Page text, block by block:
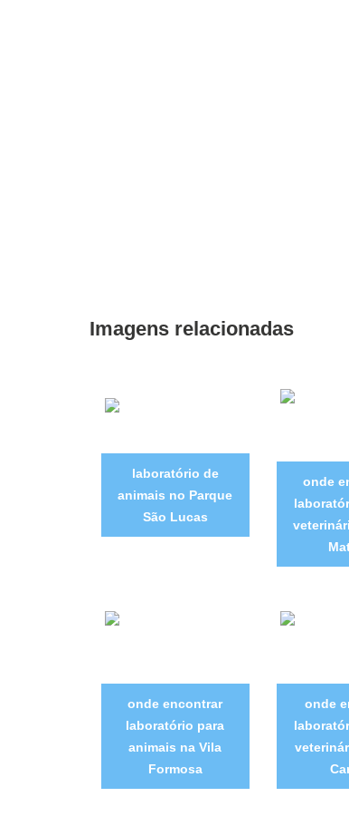
Imagens relacionadas
laboratório de
animais no Parque
São Lucas
onde
onde encontrar
laboratório para
animais na Vila
Formosa
onde